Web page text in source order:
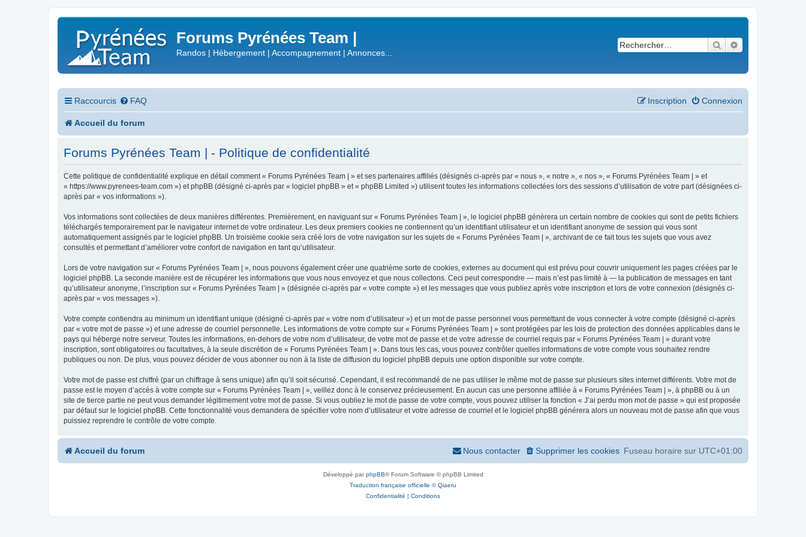
Forums Pyrénées Team |
Randos | Hébergement | Accompagnement | Annonces...
Rechercher
Raccourcis FAQ Connexion
Inscription
Accueil du forum
Forums Pyrénées Team | - Politique de confidentialité
Cette politique de confidentialité explique en détail comment « Forums Pyrénées Team | » et ses partenaires affiliés (désignés ci-après par « nous », « notre », « nos », « Forums Pyrénées Team | » et
« https://www.pyrenees-team.com ») et phpBB (désigné ci-après par « logiciel phpBB » et « phpBB Limited ») utilisent toutes les informations collectées lors des sessions d’utilisation de votre part (désignées ci-
après par « vos informations »).
Vos informations sont collectées de deux manières différentes. Premièrement, en naviguant sur « Forums Pyrénées Team | », le logiciel phpBB génèrera un certain nombre de cookies qui sont de petits fichiers
téléchargés temporairement par le navigateur internet de votre ordinateur. Les deux premiers cookies ne contiennent qu’un identifiant utilisateur et un identifiant anonyme de session qui vous sont
automatiquement assignés par le logiciel phpBB. Un troisième cookie sera créé lors de votre navigation sur les sujets de « Forums Pyrénées Team | », archivant de ce fait tous les sujets que vous avez
consultés et permettant d’améliorer votre confort de navigation en tant qu’utilisateur.
Lors de votre navigation sur « Forums Pyrénées Team | », nous pouvons également créer une quatrième sorte de cookies, externes au document qui est prévu pour couvrir uniquement les pages créées par le
logiciel phpBB. La seconde manière est de récupérer les informations que vous nous envoyez et que nous collectons. Ceci peut correspondre — mais n’est pas limité à — la publication de messages en tant
qu’utilisateur anonyme, l’inscription sur « Forums Pyrénées Team | » (désignée ci-après par « votre compte ») et les messages que vous publiez après votre inscription et lors de votre connexion (désignés ci-
après par « vos messages »).
Votre compte contiendra au minimum un identifiant unique (désigné ci-après par « votre nom d’utilisateur ») et un mot de passe personnel vous permettant de vous connecter à votre compte (désigné ci-après
par « votre mot de passe ») et une adresse de courriel personnelle. Les informations de votre compte sur « Forums Pyrénées Team | » sont protégées par les lois de protection des données applicables dans le
pays qui héberge notre serveur. Toutes les informations, en-dehors de votre nom d’utilisateur, de votre mot de passe et de votre adresse de courriel requis par « Forums Pyrénées Team | » durant votre
inscription, sont obligatoires ou facultatives, à la seule discrétion de « Forums Pyrénées Team | ». Dans tous les cas, vous pouvez contrôler quelles informations de votre compte vous souhaitez rendre
publiques ou non. De plus, vous pouvez décider de vous abonner ou non à la liste de diffusion du logiciel phpBB depuis une option disponible sur votre compte.
Votre mot de passe est chiffré (par un chiffrage à sens unique) afin qu’il soit sécurisé. Cependant, il est recommandé de ne pas utiliser le même mot de passe sur plusieurs sites internet différents. Votre mot de
passe est le moyen d’accès à votre compte sur « Forums Pyrénées Team | », veillez donc à le conservez précieusement. En aucun cas une personne affiliée à « Forums Pyrénées Team | », à phpBB ou à un
site de tierce partie ne peut vous demander légitimement votre mot de passe. Si vous oubliez le mot de passe de votre compte, vous pouvez utiliser la fonction « J’ai perdu mon mot de passe » qui est proposée
par défaut sur le logiciel phpBB. Cette fonctionnalité vous demandera de spécifier votre nom d’utilisateur et votre adresse de courriel et le logiciel phpBB générera alors un nouveau mot de passe afin que vous
puissiez reprendre le contrôle de votre compte.
Accueil du forum Fuseau horaire sur UTC+01:00
Supprimer les cookies
Nous contacter
Développé parphpBB® Forum Software © phpBB Limited
Traduction française officielle ©Qiaeru
Confidentialité | Conditions